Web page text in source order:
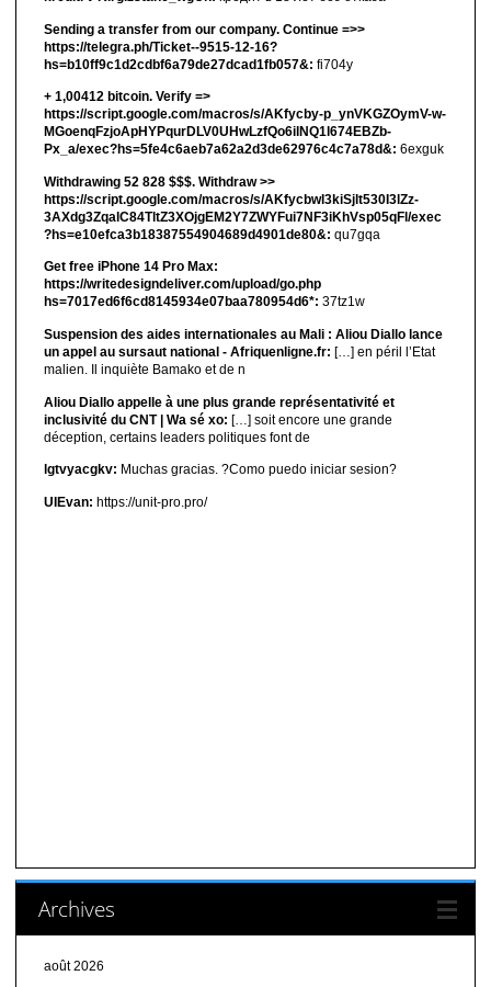
Sending a transfer from our company. Continue =>>
https://telegra.ph/Ticket--9515-12-16?
hs=b10ff9c1d2cdbf6a79de27dcad1fb057&: fi704y
+ 1,00412 bitсоin. Verify =>
https://script.google.com/macros/s/AKfycby-p_ynVKGZOymV-w-
MGoenqFzjoApHYPqurDLV0UHwLzfQo6ilNQ1l674EBZb-
Px_a/exec?hs=5fe4c6aeb7a62a2d3de62976c4c7a78d&: 6exguk
Withdrawing 52 828 $$$. Withdrаw >>
https://script.google.com/macros/s/AKfycbwl3kiSjlt530I3lZz-
3AXdg3ZqalC84TltZ3XOjgEM2Y7ZWYFui7NF3iKhVsp05qFl/exec
?hs=e10efca3b18387554904689d4901de80&: qu7gqa
Get free iPhone 14 Pro Max:
https://writedesigndeliver.com/upload/go.php
hs=7017ed6f6cd8145934e07baa780954d6*: 37tz1w
Suspension des aides internationales au Mali : Aliou Diallo lance
un appel au sursaut national - Afriquenligne.fr: […] en péril l’Etat
malien. Il inquiète Bamako et de n
Aliou Diallo appelle à une plus grande représentativité et
inclusivité du CNT | Wa sé xo: […] soit encore une grande
déception, certains leaders politiques font de
lgtvyacgkv: Muchas gracias. ?Como puedo iniciar sesion?
UIEvan: https://unit-pro.pro/
Archives
août 2026